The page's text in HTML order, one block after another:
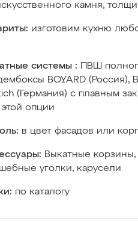
камня,
изготовим кухню
системы :
ПВШ
BOYARD (Россия),
(Германия) с плавным
опции
в цвет фасадов или
Выкатные
уголки, карусели
по каталогу